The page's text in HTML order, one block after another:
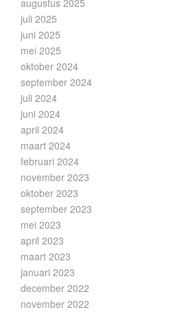
augustus 2025
juli 2025
juni 2025
mei 2025
oktober 2024
september 2024
juli 2024
juni 2024
april 2024
maart 2024
februari 2024
november 2023
oktober 2023
september 2023
mei 2023
april 2023
maart 2023
januari 2023
december 2022
november 2022